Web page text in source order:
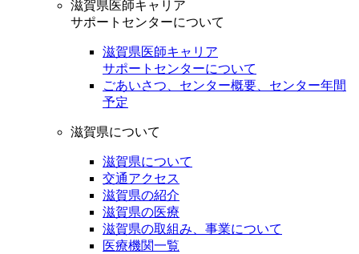
滋賀県医師キャリア
サポートセンターについて
滋賀県医師キャリア
サポートセンターについて
ごあいさつ、センター概要、センター年間
予定
滋賀県について
滋賀県について
交通アクセス
滋賀県の紹介
滋賀県の医療
滋賀県の取組み、事業について
医療機関一覧